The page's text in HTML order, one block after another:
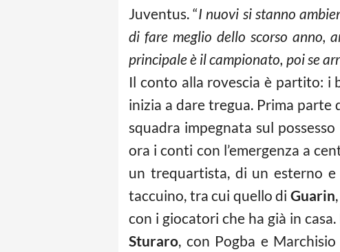
Juventus. “I nuovi si stanno
di fare meglio dello scorso anno,
principale è il campionato, poi se
Il conto alla rovescia è partito: i
inizia a dare tregua. Prima
squadra impegnata sul
ora i conti con l’emergenza a
un trequartista, di un esterno
taccuino, tra cui quello di Guarin
con i giocatori che ha già in
Sturaro, con Pogba e